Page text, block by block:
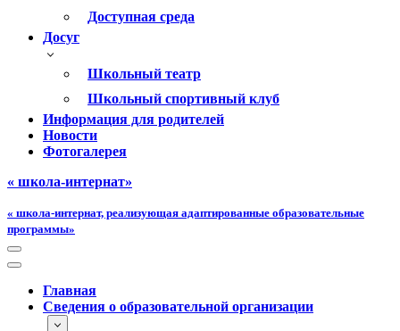
Доступная среда
Досуг
Школьный театр
Школьный спортивный клуб
Информация для родителей
Новости
Фотогалерея
« школа-интернат»
« школа-интернат, реализующая адаптированные образовательные
программы»
Меню
навигации
Меню
навигацииГлавная
Сведения о образовательной организации